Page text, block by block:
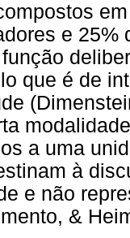
e
que é de
a uma
à
e não
&